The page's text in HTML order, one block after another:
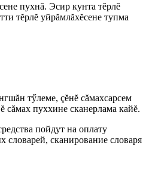
пухнă. Эсир кунта тĕрлĕ
тĕрлĕ уйрăмлăхĕсене тупма
тӳлеме, çĕнĕ сăмахсарсем
сăмах пуххине сканерлама кайĕ.
пойдут на оплату
словарей, сканирование словаря